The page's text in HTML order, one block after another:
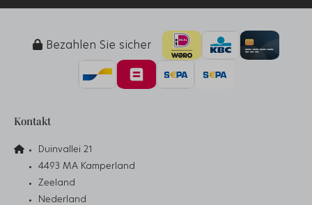
Bezahlen Sie sicher
Kontakt
Duinvallei 21
4493 MA Kamperland
Zeeland
Nederland